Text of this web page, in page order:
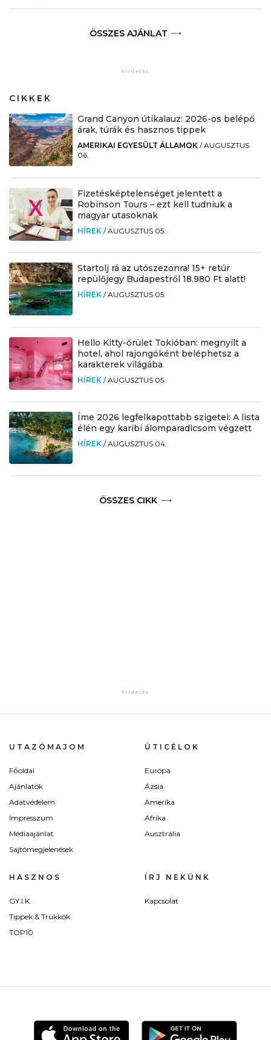
ÖSSZES AJÁNLAT
CIKKEK
Grand Canyon útikalauz: 2026-os belépő
árak, túrák és hasznos tippek
AMERIKAI EGYESÜLT ÁLLAMOK /AUGUSZTUS
06.
Fizetésképtelenséget jelentett a
Robinson Tours – ezt kell tudniuk a
magyar utasoknak
HÍREK /AUGUSZTUS 05.
Startolj rá az utószezonra! 15+ retúr
repülőjegy Budapestről 18.980 Ft alatt!
HÍREK /AUGUSZTUS 05.
Hello Kitty-őrület Tokióban: megnyílt a
hotel, ahol rajongóként beléphetsz a
karakterek világába
HÍREK /AUGUSZTUS 05.
Íme 2026 legfelkapottabb szigetei: A lista
élén egy karibi álomparadicsom végzett
HÍREK /AUGUSZTUS 04.
ÖSSZES CIKK
UTAZÓMAJOM
Főoldal
Ajánlatok
Adatvédelem
Impresszum
Médiaajánlat
Sajtómegjelenések
ÚTICÉLOK
Európa
Ázsia
Amerika
Afrika
Ausztrália
HASZNOS
GY.I.K.
Tippek & Trükkök
TOP10
ÍRJ NEKÜNK
Kapcsolat